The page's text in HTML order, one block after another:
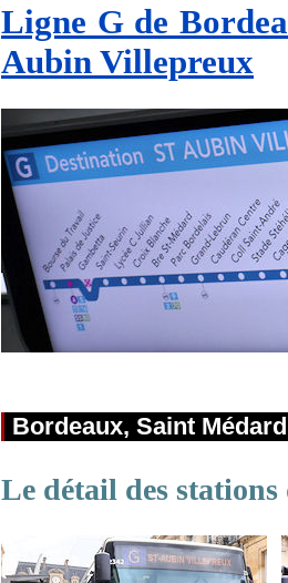
Ligne G de
Aubin Villepreux
Bordeaux, Saint
Le détail des stations